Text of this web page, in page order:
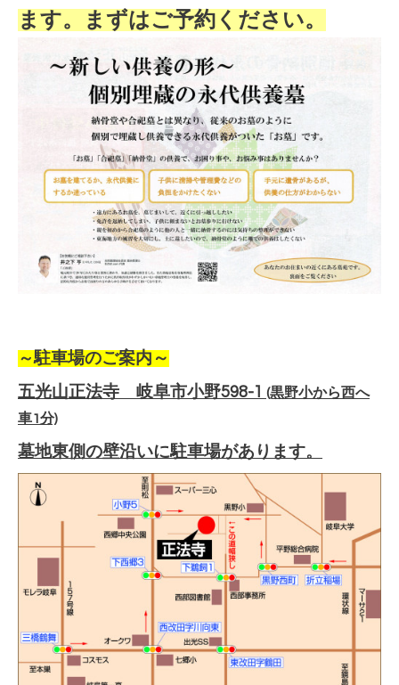
ます。まずはご予約ください。
～駐車場のご案内～
五光山正法寺 岐阜市小野598-1 (黒野小から西へ
車1分)
墓地東側の壁沿いに駐車場があります。